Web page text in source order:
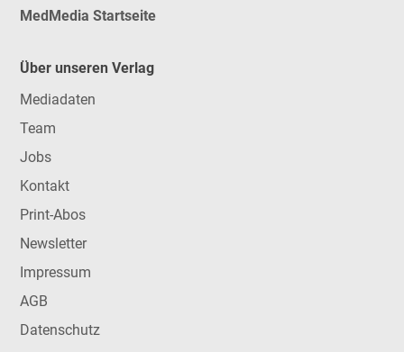
MedMedia Startseite
Über unseren Verlag
Mediadaten
Team
Jobs
Kontakt
Print-Abos
Newsletter
Impressum
AGB
Datenschutz